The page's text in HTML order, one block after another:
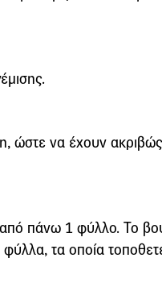
ώστε να έχουν
πάνω 1 φύλλο. Το
τα οποία